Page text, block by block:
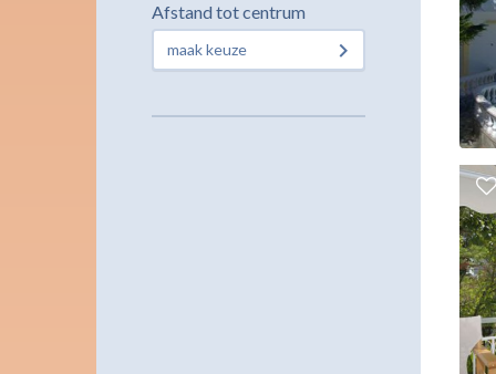
Afstand tot centrum
maak keuze